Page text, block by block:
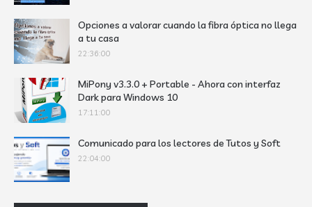
Opciones a valorar cuando la fibra óptica no llega
a tu casa
22:36:00
MiPony v3.3.0 + Portable - Ahora con interfaz
Dark para Windows 10
17:11:00
Comunicado para los lectores de Tutos y Soft
22:04:00